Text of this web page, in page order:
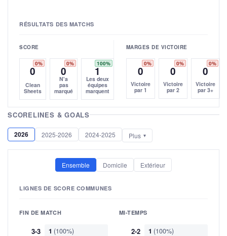
RÉSULTATS DES MATCHS
SCORE
0%
0
Clean
Sheets
0%
0
N'a
pas
marqué
100%
1
Les deux
équipes
marquent
MARGES DE VICTOIRE
0%
0
Victoire
par 1
0%
0
Victoire
par 2
0%
0
Victoire
par 3+
SCORELINES & GOALS
2026 2025-2026 2024-2025 Plus
Ensemble Domicile Extérieur
LIGNES DE SCORE COMMUNES
FIN DE MATCH
3-3 1 (100%)
MI-TEMPS
2-2 1 (100%)